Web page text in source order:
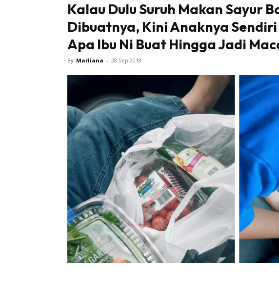
Kalau Dulu Suruh Makan Sayur
Dibuatnya, Kini Anaknya
Apa Ibu Ni Buat Hingga Jadi
By Marliana - 28 Sep 2018